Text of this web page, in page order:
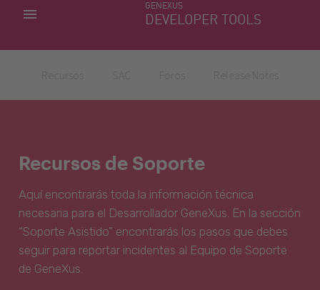
GENEXUS
DEVELOPER TOOLS
MIS APLICACIONES
Recursos de Soporte
Aquí encontrarás toda la información técnica
necesaria para el Desarrollador GeneXus. En la sección
“Soporte Asistido” encontrarás los pasos que debes
seguir para reportar incidentes al Equipo de Soporte
de GeneXus.